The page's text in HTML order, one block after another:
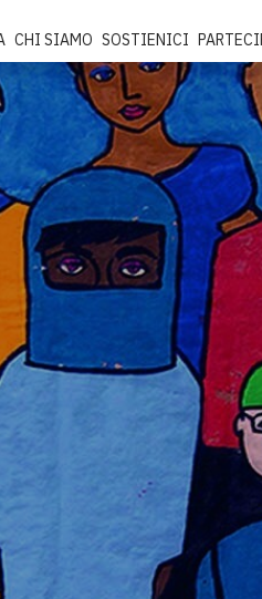
CHI SIAMO SOSTIENICI